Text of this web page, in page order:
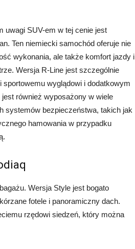
uwagi SUV-em w tej cenie jest
Ten niemiecki samochód oferuje nie
wykonania, ale także komfort jazdy i
Wersja R-Line jest szczególnie
sportowemu wyglądowi i dodatkowym
jest również wyposażony w wiele
systemów bezpieczeństwa, takich jak
hamowania w przypadku
Wersja Style jest bogato
fotele i panoramiczny dach.
rzędowi siedzeń, który można